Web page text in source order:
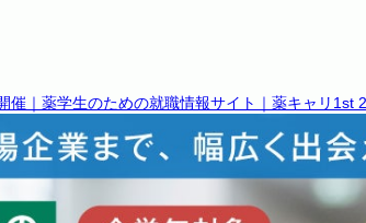
｜薬学生のための就職情報サイト｜薬キャリ1st